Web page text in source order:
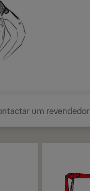
um revendedor